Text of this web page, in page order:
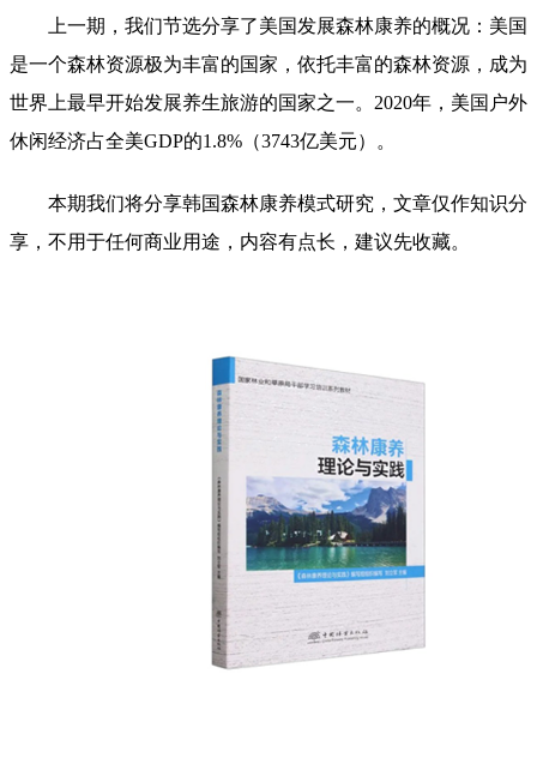
上一期，我们节选分享了美国发展森林康养的概况：美国
是一个森林资源极为丰富的国家，依托丰富的森林资源，成为
世界上最早开始发展养生旅游的国家之一。2020年，美国户外
休闲经济占全美GDP的1.8%（3743亿美元）。
本期我们将分享韩国森林康养模式研究，文章仅作知识分
享，不用于任何商业用途，内容有点长，建议先收藏。